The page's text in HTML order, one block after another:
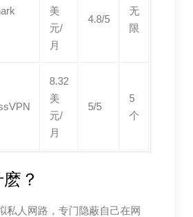
美
元/
月
4.8/5
无
限
8.32
美
元/
月
5/5
5
个
？
私人网路，专门隐蔽自己在网